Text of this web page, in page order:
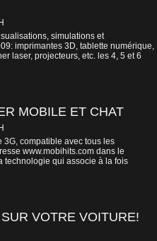
simulations et
imprimantes 3D, tablette numérique,
laser, projecteurs, etc. les 4, 5 et 6
MOBILE ET CHAT
3G, compatible avec tous les
www.mobihits.com dans le
technologie qui associe à la fois
VOTRE VOITURE!